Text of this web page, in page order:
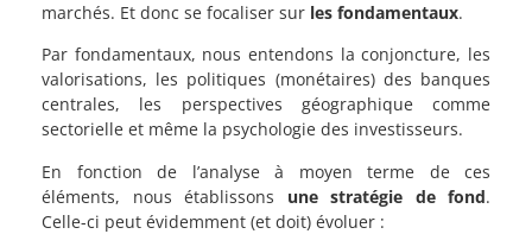
marchés. Et donc se focaliser sur les fondamentaux.
Par fondamentaux, nous entendons la conjoncture, les
valorisations, les politiques (monétaires) des banques
centrales, les perspectives géographique comme
sectorielle et même la psychologie des investisseurs.
En fonction de l’analyse à moyen terme de ces
éléments, nous établissons une stratégie de fond.
Celle-ci peut évidemment (et doit) évoluer :